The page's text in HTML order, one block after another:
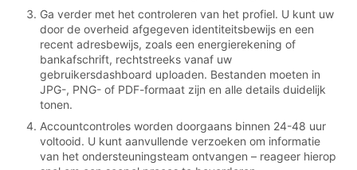
Ga verder met het controleren van het profiel. U kunt uw
door de overheid afgegeven identiteitsbewijs en een
recent adresbewijs, zoals een energierekening of
bankafschrift, rechtstreeks vanaf uw
gebruikersdashboard uploaden. Bestanden moeten in
JPG-, PNG- of PDF-formaat zijn en alle details duidelijk
tonen.
Accountcontroles worden doorgaans binnen 24-48 uur
voltooid. U kunt aanvullende verzoeken om informatie
van het ondersteuningsteam ontvangen – reageer hierop